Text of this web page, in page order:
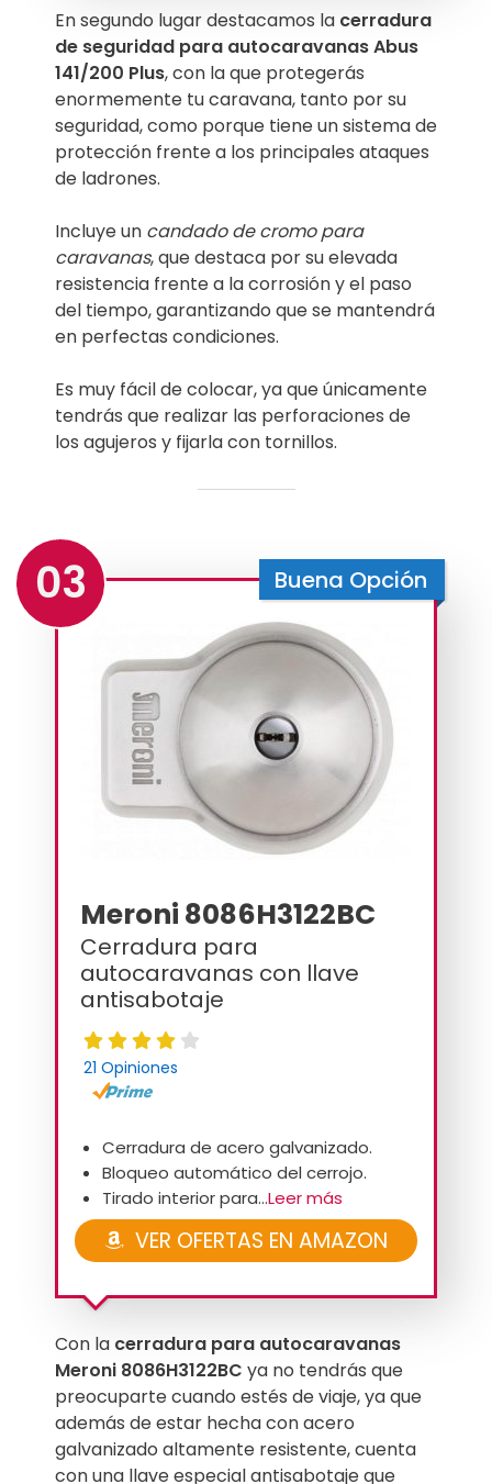
En segundo lugar destacamos la cerradura
de seguridad para autocaravanas Abus
141/200 Plus, con la que protegerás
enormemente tu caravana, tanto por su
seguridad, como porque tiene un sistema de
protección frente a los principales ataques
de ladrones.
Incluye un candado de cromo para
caravanas, que destaca por su elevada
resistencia frente a la corrosión y el paso
del tiempo, garantizando que se mantendrá
en perfectas condiciones.
Es muy fácil de colocar, ya que únicamente
tendrás que realizar las perforaciones de
los agujeros y fijarla con tornillos.
03 Buena Opción
Meroni 8086H3122BC
Cerradura para
autocaravanas con llave
antisabotaje
21 Opiniones
Cerradura de acero galvanizado.
Bloqueo automático del cerrojo.
Tirado interior para...Leer más
VER OFERTAS EN AMAZON
Con la cerradura para autocaravanas
Meroni 8086H3122BC ya no tendrás que
preocuparte cuando estés de viaje, ya que
además de estar hecha con acero
galvanizado altamente resistente, cuenta
con una llave especial antisabotaje que